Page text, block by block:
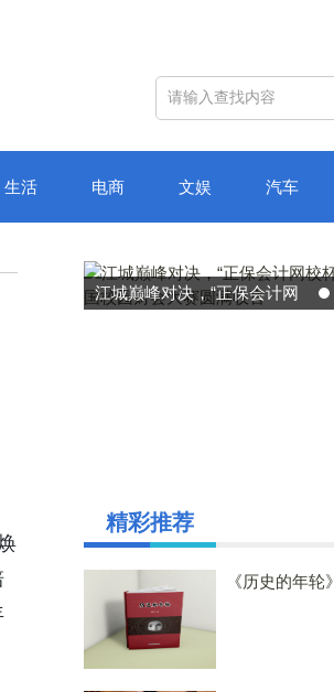
生活 电商 文娱 汽车
破局“纸面教育”：理想树AI自
精彩推荐
《历史的年轮》